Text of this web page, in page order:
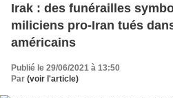
Irak : des funérailles
miliciens pro-Iran tués
américains
Publié le 29/06/2021 à 13:50
Par (voir l'article)